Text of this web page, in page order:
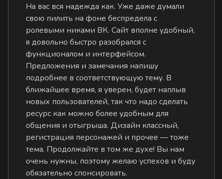
На вас вся надежда как. Уже даже думали
свою пилить на фоне беспредела с
ролевыми никами ВК. Сайт вполне удобный,
я довольно быстро разобрался с
функционалом и интерфейсом.
Предложения и замечания напишу
подробнее в соответствующую тему. В
ближайшее время, я уверен, будет наплыв
новых пользователей, так что надо сделать
ресурс как можно более удобным для
общения и отыгрыша. Дизайн классный,
регистрация персонажей и прочее — тоже
тема. Продолжайте в том же духе! Вы нам
очень нужны, поэтому желаю успехов и буду
обязательно спонсировать.